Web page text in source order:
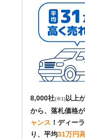
8,000社(※1) 以上
から、落札価格
ャンス ！ ディー
り、平均31万円